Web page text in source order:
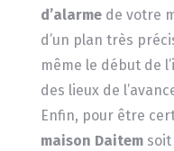
d’alarmede votre
d’un plan très
même le début de
des lieux de
Enfin, pour être
maison Daitemsoit